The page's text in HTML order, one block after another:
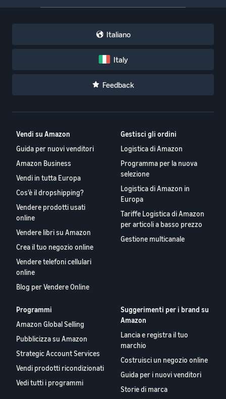
Italiano
Italy
Feedback
Vendi su Amazon
Guida per nuovi venditori
Amazon Business
Vendi in tutta Europa
Cos'è il dropshipping?
Vendere prodotti usati
online
Vendere libri su Amazon
Crea il tuo negozio online
Vendere telefoni cellulari
online
Blog per Vendere Online
Gestisci gli ordini
Logistica di Amazon
Programma per la nuova
selezione
Logistica di Amazon in
Europa
Tariffe Logistica di Amazon
per articoli a basso prezzo
Gestione multicanale
Programmi
Amazon Global Selling
Pubblicizza su Amazon
Strategic Account Services
Vendi prodotti ricondizionati
Vedi tutti i programmi
Suggerimenti per i brand su
Amazon
Lancia e registra il tuo
marchio
Costruisci un negozio online
Guida per i nuovi venditori
Storie di marca